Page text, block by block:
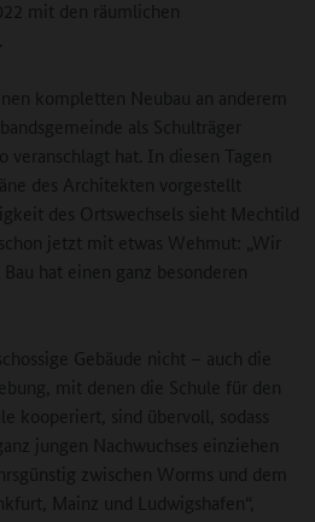
mit den räumlichen
kompletten Neubau an anderem
als Schulträger
veranschlagt hat. In diesen Tagen
des Architekten vorgestellt
des Ortswechsels sieht Mechtild
jetzt mit etwas Wehmut: „Wir
hat einen ganz besonderen
Gebäude nicht – auch die
mit denen die Schule für den
kooperiert, sind übervoll, sodass
jungen Nachwuchses einziehen
zwischen Worms und dem
Mainz und Ludwigshafen“,